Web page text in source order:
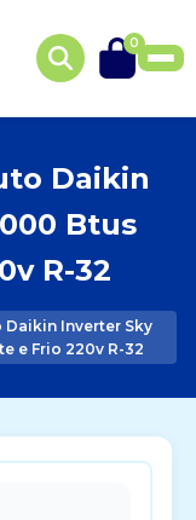
0
Daikin
Btus
R-32
Inverter Sky
e Frio 220v R-32